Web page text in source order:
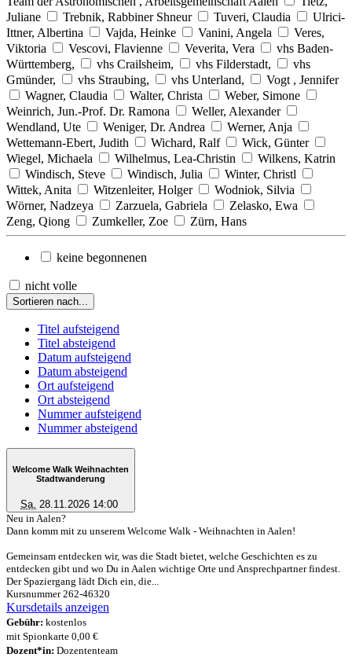
Juliane
Trebnik, Rabbiner Shneur Tuveri, Claudia
Ulrici-
Ittner, Albertina
Vajda, Heinke Vanini, Angela
Veres,
Viktoria
Vescovi, Flavienne Veverita, Vera
vhs Baden-
Württemberg,
vhs Crailsheim, vhs Filderstadt,
vhs
Gmünder,
vhs Straubing, vhs Unterland,
Vogt , Jennifer
Wagner, Claudia
Walter, Christa
Weber, Simone
Weinrich, Jun.-Prof. Dr. Ramona
Weller, Alexander
Wendland, Ute
Weniger, Dr. Andrea
Werner, Anja
Wettemann-Ebert, Judith
Wichard, Ralf
Wick, Günter
Wiegel, Michaela
Wilhelmus, Lea-Christin
Wilkens, Katrin
Windisch, Steve
Windisch, Julia
Winter, Christl
Wittek, Anita
Witzenleiter, Holger
Wodniok, Silvia
Wörner, Nadzeya
Zarzuela, Gabriela
Zelasko, Ewa
Zeng, Qiong
Zumkeller, Zoe Zürn, Hans
keine begonnenen
nicht volle
Sortieren nach...
Titel aufsteigend
Titel absteigend
Datum aufsteigend
Datum absteigend
Ort aufsteigend
Ort absteigend
Nummer aufsteigend
Nummer absteigend
Welcome Walk Weihnachten
Stadtwanderung
Sa. 28.11.2026 14:00
Neu in Aalen?
Dann komm mit zu unserem Welcome Walk - Weihnachten in Aalen!
Gemeinsam entdecken wir, was die Stadt bietet, welche Geschichten es zu
entdecken gibt und wo Du in Aalen wichtige Orte und Ansprechpartner findest.
Der Spaziergang lädt Dich ein, die...
Kursnummer 262-46320
Kursdetails anzeigen
Gebühr: kostenlos
mit Spionkarte 0,00 €
Dozent*in: Dozententeam